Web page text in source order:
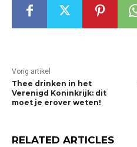
Vorig artikel
Thee drinken in het
Verenigd Koninkrijk: dit
moet je erover weten!
RELATED ARTICLES